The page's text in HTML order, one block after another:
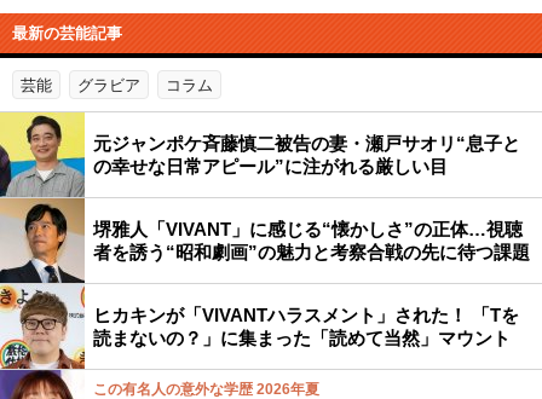
最新の芸能記事
芸能 グラビア コラム
元ジャンポケ斉藤慎二被告の妻・瀬戸サオリ“息子と
の幸せな日常アピール”に注がれる厳しい目
堺雅人「VIVANT」に感じる“懐かしさ”の正体…視聴
者を誘う“昭和劇画”の魅力と考察合戦の先に待つ課題
ヒカキンが「VIVANTハラスメント」された！ 「Tを
読まないの？」に集まった「読めて当然」マウント
この有名人の意外な学歴 2026年夏